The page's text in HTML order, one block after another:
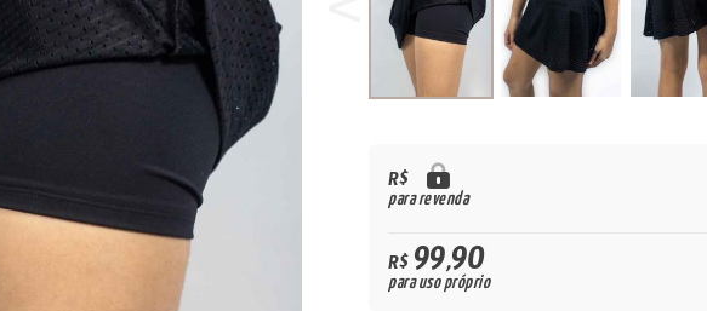
TANGA MICROFIBRA E RENDA
TANGA MODAL
TANGA VISCO
TANGAO COTTON
R$
para revenda
R$99,90
para uso próprio